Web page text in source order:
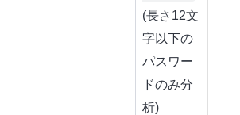
(長さ12文
字以下の
パスワー
ドのみ分
析)